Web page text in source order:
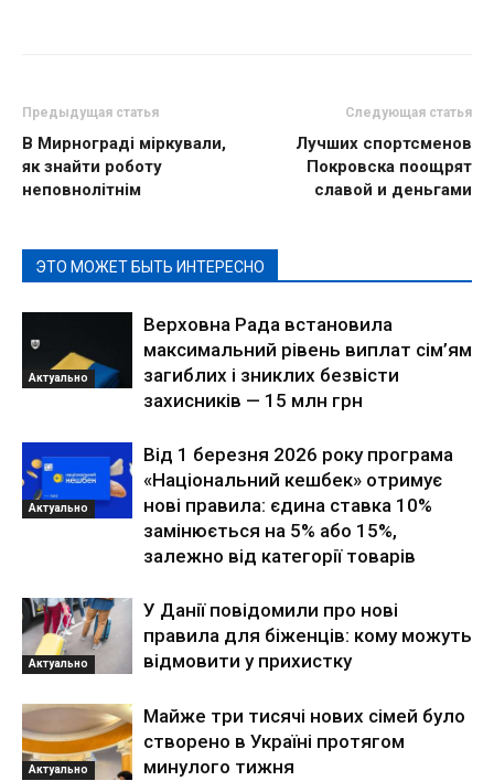
Предыдущая статья
В Мирнограді міркували,
як знайти роботу
неповнолітнім
Следующая статья
Лучших спортсменов
Покровска поощрят
славой и деньгами
ЭТО МОЖЕТ БЫТЬ ИНТЕРЕСНО
Актуально
Верховна Рада встановила
максимальний рівень виплат сім’ям
загиблих і зниклих безвісти
захисників — 15 млн грн
Актуально
Від 1 березня 2026 року програма
«Національний кешбек» отримує
нові правила: єдина ставка 10%
замінюється на 5% або 15%,
залежно від категорії товарів
Актуально
У Данії повідомили про нові
правила для біженців: кому можуть
відмовити у прихистку
Актуально
Майже три тисячі нових сімей було
створено в Україні протягом
минулого тижня